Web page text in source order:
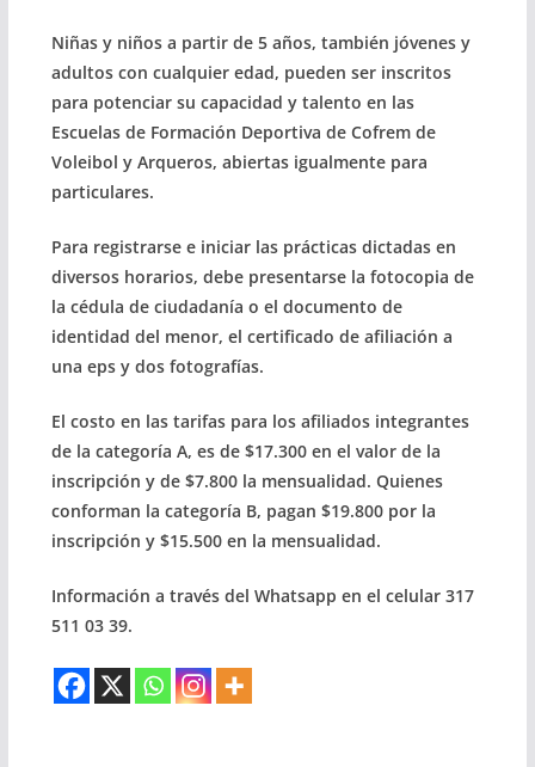
Niñas y niños a partir de 5 años, también jóvenes y
adultos con cualquier edad, pueden ser inscritos
para potenciar su capacidad y talento en las
Escuelas de Formación Deportiva de Cofrem de
Voleibol y Arqueros, abiertas igualmente para
particulares.
Para registrarse e iniciar las prácticas dictadas en
diversos horarios, debe presentarse la fotocopia de
la cédula de ciudadanía o el documento de
identidad del menor, el certificado de afiliación a
una eps y dos fotografías.
El costo en las tarifas para los afiliados integrantes
de la categoría A, es de $17.300 en el valor de la
inscripción y de $7.800 la mensualidad. Quienes
conforman la categoría B, pagan $19.800 por la
inscripción y $15.500 en la mensualidad.
Información a través del Whatsapp en el celular 317
511 03 39.